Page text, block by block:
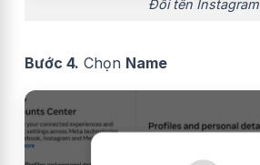
Đổi tên Instagram
Bước 4. Chọn Name